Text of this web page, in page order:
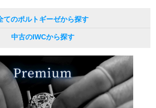
てのポルトギーゼから探す
中古のIWCから探す